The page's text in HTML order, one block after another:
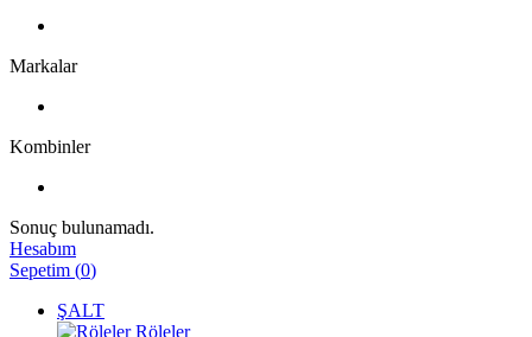
Markalar
Kombinler
Sonuç bulunamadı.
Hesabım
Sepetim (0)
ŞALT
Röleler